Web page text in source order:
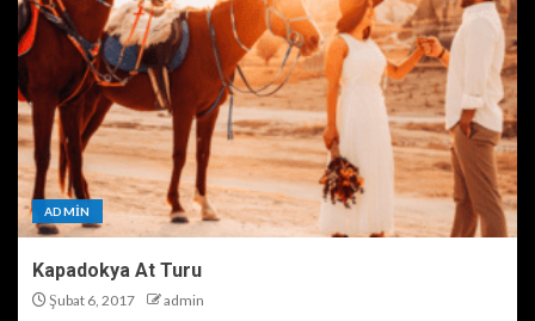
ADMIN
Kapadokya At Turu
Şubat 6, 2017 admin